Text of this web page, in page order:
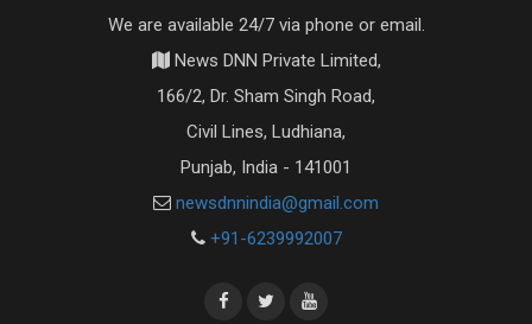
We are available 24/7 via phone or email.
News DNN Private Limited,
166/2, Dr. Sham Singh Road,
Civil Lines, Ludhiana,
Punjab, India - 141001
newsdnnindia@gmail.com
+91-6239992007